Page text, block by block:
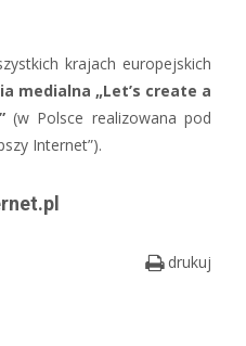
krajach europejskich
medialna „Let’s create a
(w Polsce realizowana pod
Internet”).
drukuj